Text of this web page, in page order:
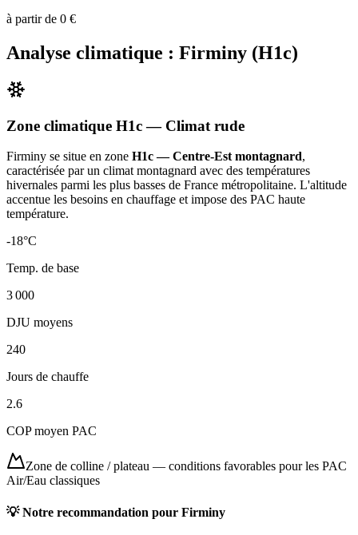
à partir de 0 €
Analyse climatique : Firminy (H1c)
Zone climatique H1c— Climat rude
Firminy se situe en zone H1c — Centre-Est montagnard,
caractérisée par un climat montagnard avec des températures
hivernales parmi les plus basses de France métropolitaine. L'altitude
accentue les besoins en chauffage et impose des PAC haute
température.
-18°C
Temp. de base
3 000
DJU moyens
240
Jours de chauffe
2.6
COP moyen PAC
Zone de colline / plateau — conditions favorables pour les PAC
Air/Eau classiques
💡 Notre recommandation pour Firminy